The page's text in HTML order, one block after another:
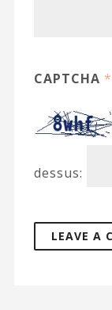
CAPTCHA *
dessus: